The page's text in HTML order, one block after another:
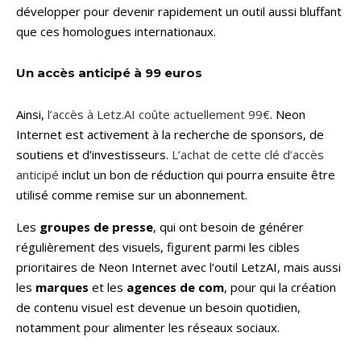
développer pour devenir rapidement un outil aussi bluffant
que ces homologues internationaux.
Un accès anticipé à 99 euros
Ainsi, l’accès à Letz.AI coûte actuellement 99€. Neon
Internet est activement à la recherche de sponsors, de
soutiens et d’investisseurs. L’achat de cette clé d’accès
anticipé inclut un bon de réduction qui pourra ensuite être
utilisé comme remise sur un abonnement.
Les groupes de presse, qui ont besoin de générer
régulièrement des visuels, figurent parmi les cibles
prioritaires de Neon Internet avec l’outil LetzAI, mais aussi
les marques et les agences de com, pour qui la création
de contenu visuel est devenue un besoin quotidien,
notamment pour alimenter les réseaux sociaux.